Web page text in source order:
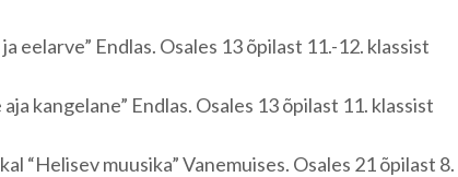
eelarve” Endlas. Osales 13 õpilast 11.-12. klassist
kangelane” Endlas. Osales 13 õpilast 11. klassist
“Helisev muusika” Vanemuises. Osales 21 õpilast